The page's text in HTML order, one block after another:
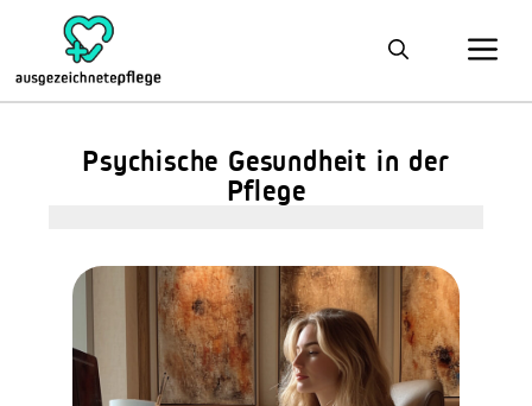
Psychische Gesundheit in der
Pflege